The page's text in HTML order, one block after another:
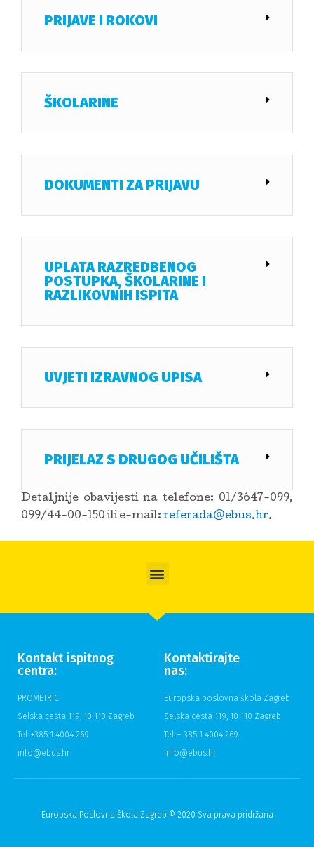
PRIJAVE I ROKOVI
ŠKOLARINE
DOKUMENTI ZA PRIJAVU
UPLATA RAZREDBENOG
POSTUPKA, ŠKOLARINE I
RAZLIKOVNIH ISPITA
UVJETI IZRAVNOG UPISA
PRIJELAZ S DRUGOG UČILIŠTA
Detaljnije obavijesti na telefone: 01/3647-099,
099/44-00-150 ili e-mail: referada@ebus.hr.
Kontakt ispitnog
centra:
PROMETRIC
Selska cesta 119, 10 110 Zagreb
Tel: +385 1 4004 269
info@ebus.hr
Kontaktirajte
nas:
Europska poslovna škola Zagreb
Selska cesta 119, 10 110 Zagreb
Tel: + 385 1 4004 269
info@ebus.hr
Europska Poslovna Škola Zagreb © 2020 Sva prava pridržana